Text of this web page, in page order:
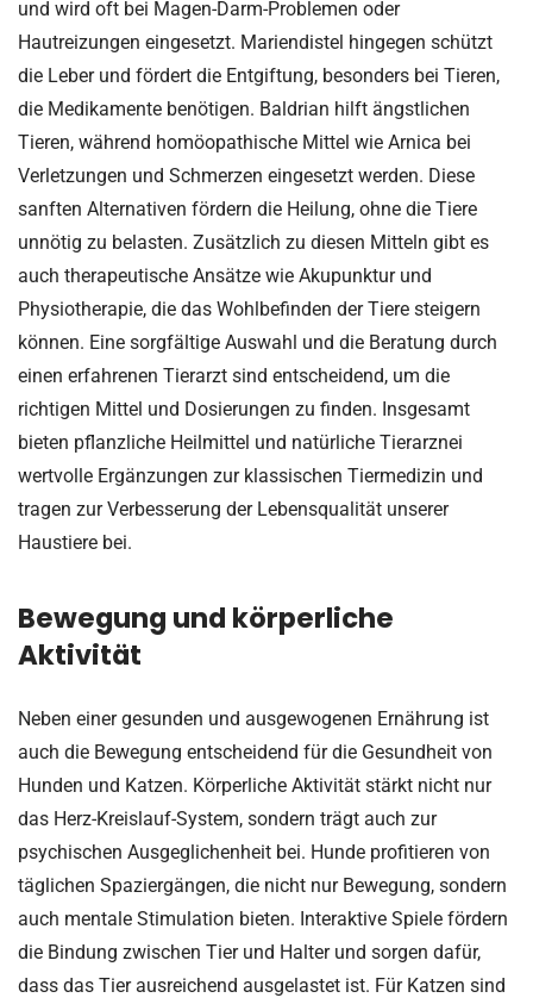
und wird oft bei Magen-Darm-Problemen oder
Hautreizungen eingesetzt. Mariendistel hingegen schützt
die Leber und fördert die Entgiftung, besonders bei Tieren,
die Medikamente benötigen. Baldrian hilft ängstlichen
Tieren, während homöopathische Mittel wie Arnica bei
Verletzungen und Schmerzen eingesetzt werden. Diese
sanften Alternativen fördern die Heilung, ohne die Tiere
unnötig zu belasten. Zusätzlich zu diesen Mitteln gibt es
auch therapeutische Ansätze wie Akupunktur und
Physiotherapie, die das Wohlbefinden der Tiere steigern
können. Eine sorgfältige Auswahl und die Beratung durch
einen erfahrenen Tierarzt sind entscheidend, um die
richtigen Mittel und Dosierungen zu finden. Insgesamt
bieten pflanzliche Heilmittel und natürliche Tierarznei
wertvolle Ergänzungen zur klassischen Tiermedizin und
tragen zur Verbesserung der Lebensqualität unserer
Haustiere bei.
Bewegung und körperliche
Aktivität
Neben einer gesunden und ausgewogenen Ernährung ist
auch die Bewegung entscheidend für die Gesundheit von
Hunden und Katzen. Körperliche Aktivität stärkt nicht nur
das Herz-Kreislauf-System, sondern trägt auch zur
psychischen Ausgeglichenheit bei. Hunde profitieren von
täglichen Spaziergängen, die nicht nur Bewegung, sondern
auch mentale Stimulation bieten. Interaktive Spiele fördern
die Bindung zwischen Tier und Halter und sorgen dafür,
dass das Tier ausreichend ausgelastet ist. Für Katzen sind